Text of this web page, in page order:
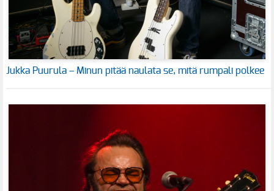
Jukka Puurula – Minun pitää naulata se, mitä rumpali polkee